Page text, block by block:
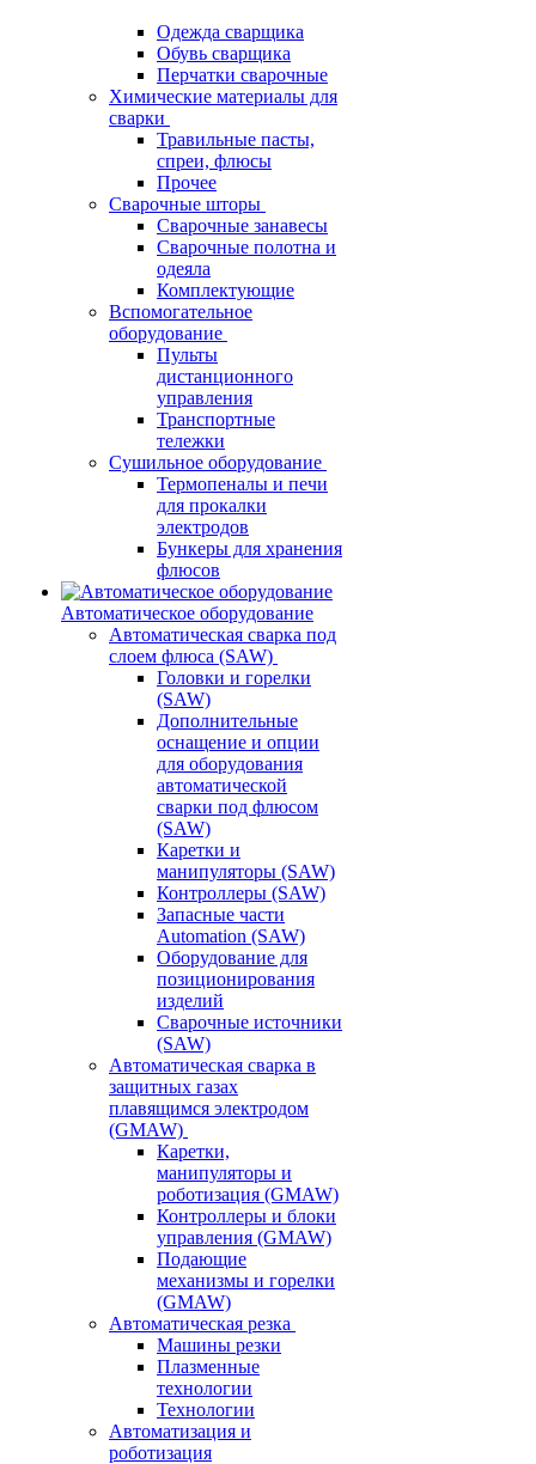
Одежда сварщика
Обувь сварщика
Перчатки сварочные
Химические материалы для
сварки
Травильные пасты,
спреи, флюсы
Прочее
Сварочные шторы
Сварочные занавесы
Сварочные полотна и
одеяла
Комплектующие
Вспомогательное
оборудование
Пульты
дистанционного
управления
Транспортные
тележки
Сушильное оборудование
Термопеналы и печи
для прокалки
электродов
Бункеры для хранения
флюсов
Автоматическое оборудование
Автоматическая сварка под
слоем флюса (SAW)
Головки и горелки
(SAW)
Дополнительные
оснащение и опции
для оборудования
автоматической
сварки под флюсом
(SAW)
Каретки и
манипуляторы (SAW)
Контроллеры (SAW)
Запасные части
Automation (SAW)
Оборудование для
позиционирования
изделий
Сварочные источники
(SAW)
Автоматическая сварка в
защитных газах
плавящимся электродом
(GMAW)
Каретки,
манипуляторы и
роботизация (GMAW)
Контроллеры и блоки
управления (GMAW)
Подающие
механизмы и горелки
(GMAW)
Автоматическая резка
Машины резки
Плазменные
технологии
Технологии
Автоматизация и
роботизация